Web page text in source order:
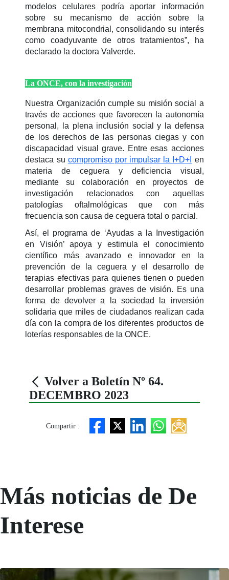
modelos celulares podría aportar información
sobre su mecanismo de acción sobre la
membrana mitocondrial, consolidando su interés
como coadyuvante de otros tratamientos”, ha
declarado la doctora Valverde.
La ONCE, con la investigación
Nuestra Organización cumple su misión social a
través de acciones que favorecen la autonomía
personal, la plena inclusión social y la defensa
de los derechos de las personas ciegas y con
discapacidad visual grave. Entre esas acciones
destaca su compromiso por impulsar la I+D+I en
materia de ceguera y deficiencia visual,
mediante su colaboración en proyectos de
investigación relacionados con aquellas
patologías oftalmológicas que con más
frecuencia son causa de ceguera total o parcial.
Así, el programa de ‘Ayudas a la Investigación
en Visión’ apoya y estimula el conocimiento
científico más avanzado e innovador en la
prevención de la ceguera y el desarrollo de
terapias efectivas para quienes tienen o pueden
desarrollar problemas graves de visión. Es una
forma de devolver a la sociedad la inversión
solidaria que miles de ciudadanos realizan cada
día con la compra de los diferentes productos de
loterías responsables de la ONCE.
Volver a Boletín Nº 64.
DECEMBRO 2023
Compartir :
Más noticias de De
Interese